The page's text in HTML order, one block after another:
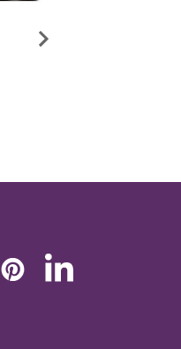
Albert G. Mackey